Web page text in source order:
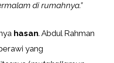
di rumahnya.”
hasan. Abdul Rahman
yang